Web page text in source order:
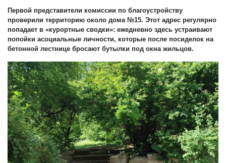
Первой представители комиссии по благоустройству
проверили территорию около дома №15. Этот адрес регулярно
попадает в «курортные сводки»: ежедневно здесь устраивают
попойки асоциальные личности, которые после посиделок на
бетонной лестнице бросают бутылки под окна жильцов.